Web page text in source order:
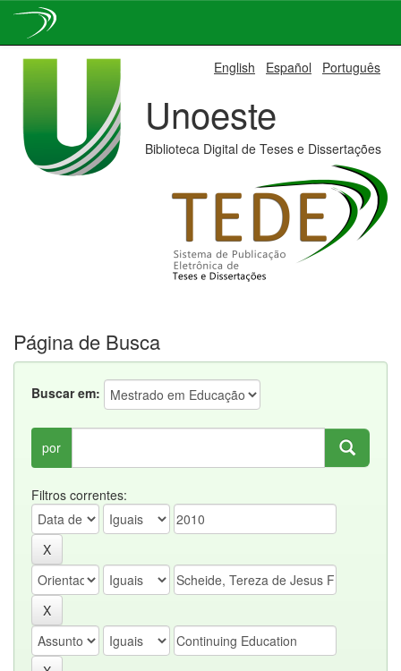
English Español Português
Unoeste
Biblioteca Digital de Teses e Dissertações
Página de Busca
Buscar em:
por
Filtros correntes: